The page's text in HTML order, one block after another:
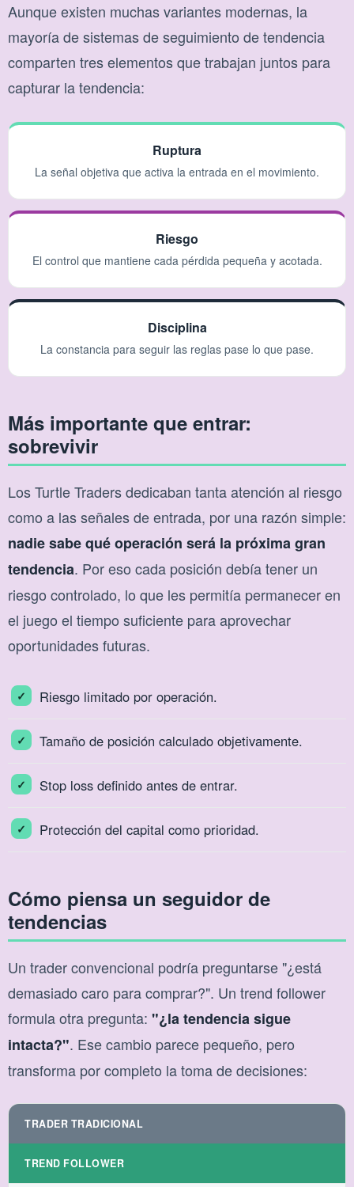
Aunque existen muchas variantes modernas, la
mayoría de sistemas de seguimiento de tendencia
comparten tres elementos que trabajan juntos para
capturar la tendencia:
Ruptura
La señal objetiva que activa la entrada en el movimiento.
Riesgo
El control que mantiene cada pérdida pequeña y acotada.
Disciplina
La constancia para seguir las reglas pase lo que pase.
Más importante que entrar:
sobrevivir
Los Turtle Traders dedicaban tanta atención al riesgo
como a las señales de entrada, por una razón simple:
nadie sabe qué operación será la próxima gran
tendencia. Por eso cada posición debía tener un
riesgo controlado, lo que les permitía permanecer en
el juego el tiempo suficiente para aprovechar
oportunidades futuras.
Riesgo limitado por operación.
Tamaño de posición calculado objetivamente.
Stop loss definido antes de entrar.
Protección del capital como prioridad.
Cómo piensa un seguidor de
tendencias
Un trader convencional podría preguntarse "¿está
demasiado caro para comprar?". Un trend follower
formula otra pregunta: "¿la tendencia sigue
intacta?". Ese cambio parece pequeño, pero
transforma por completo la toma de decisiones:
TRADER TRADICIONAL
TREND FOLLOWER